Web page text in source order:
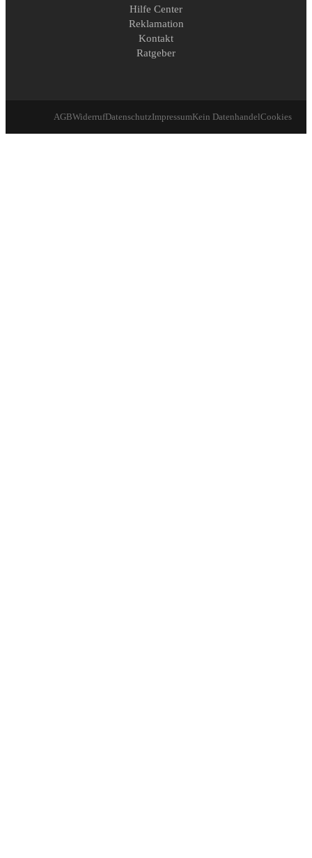
Hilfe Center
Reklamation
Kontakt
Ratgeber
AGBWiderrufDatenschutzImpressumKein DatenhandelCookies